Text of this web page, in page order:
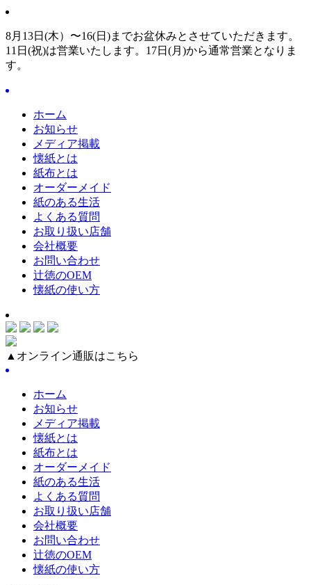
8月13日(木）〜16(日)までお盆休みとさせていただきます。
11日(祝)は営業いたします。17日(月)から通常営業となりま
す。
ホーム
お知らせ
メディア掲載
懐紙とは
紙布とは
オーダーメイド
紙のある生活
よくある質問
お取り扱い店舗
会社概要
お問い合わせ
辻徳のOEM
懐紙の使い方
▲オンライン通販はこちら
ホーム
お知らせ
メディア掲載
懐紙とは
紙布とは
オーダーメイド
紙のある生活
よくある質問
お取り扱い店舗
会社概要
お問い合わせ
辻徳のOEM
懐紙の使い方